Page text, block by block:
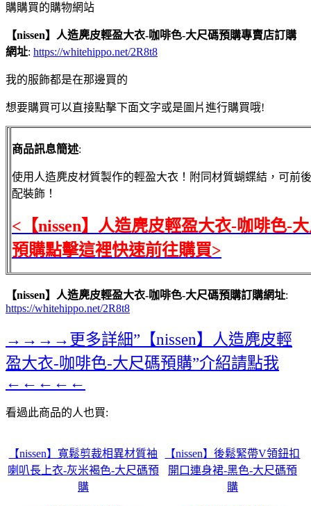
購購買的購物網站
【nissen】人造麂皮輕盈大衣-咖啡色-大尺碼預購專賣店訂購
網址: https://whitehippo.net/2R8t8
我的服飾都是在那邊買的
想要購買可以直接點擊下面文字或是圖片進行購買哦!
商品訊息簡述:
使用人造麂皮材質製作的輕盈大衣！附同材質蝴蝶結，可前
配裝飾！
<【nissen】人造麂皮輕盈大衣-咖啡色-
預購點擊這裡快速前往購買>
【nissen】人造麂皮輕盈大衣-咖啡色-大尺碼預購訂購網址:
https://whitehippo.net/2R8t8
→→→→更多詳細”【nissen】人造麂皮輕
盈大衣-咖啡色-大尺碼預購”介紹請點我
←←←←←
看過此商品的人也買:
【nissen】寬鬆剪裁相異材質袖
喇叭長上衣-灰米褐色-大尺碼預
購
【nissen】後鬆緊帶V領鈕扣
開口連身裙-黑色-大尺碼預
購